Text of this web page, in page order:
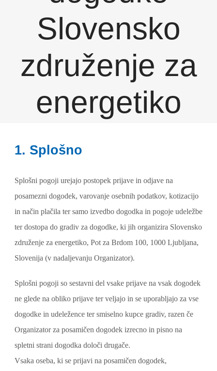
Slovensko
združenje za
energetiko
1. Splošno
Splošni pogoji urejajo postopek prijave in odjave na
posamezni dogodek, varovanje osebnih podatkov, kotizacijo
in način plačila ter samo izvedbo dogodka in pogoje udeležbe
ter dostopa do gradiv za dogodke, ki jih organizira Slovensko
združenje za energetiko, Pot za Brdom 100, 1000 Ljubljana,
Slovenija (v nadaljevanju Organizator).
Splošni pogoji so sestavni del vsake prijave na vsak dogodek
ne glede na obliko prijave ter veljajo in se uporabljajo za vse
dogodke in udeležence ter smiselno kupce gradiv, razen če
Organizator za posamičen dogodek izrecno in pisno na
spletni strani dogodka določi drugače.
Vsaka oseba, ki se prijavi na posamičen dogodek,